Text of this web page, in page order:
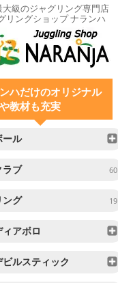
大級のジャグリング専門店
リングショップ ナランハ
ハだけのオリジナル
教材も充実
ール
ラブ 60
ング 19
ィアボロ
ビルスティック